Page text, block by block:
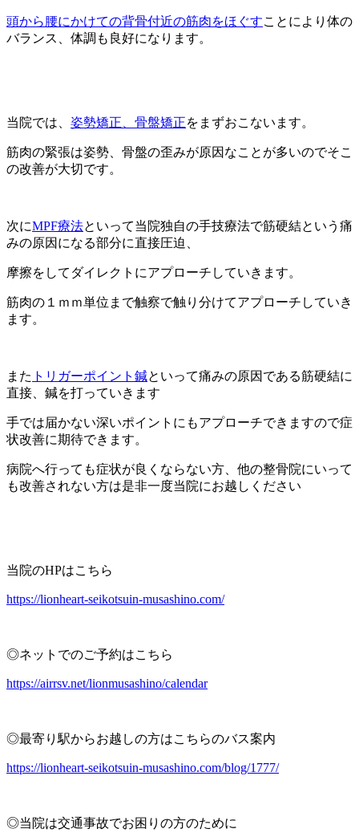
頭から腰にかけての背骨付近の筋肉をほぐすことにより体の
バランス、体調も良好になります。
当院では、 姿勢矯正、骨盤矯正をまずおこないます。
筋肉の緊張は姿勢、骨盤の歪みが原因なことが多いのでそこ
の改善が大切です。
次にMPF療法といって当院独自の手技療法で筋硬結という痛
みの原因になる部分に直接圧迫、
摩擦をしてダイレクトにアプローチしていきます。
筋肉の１ｍｍ単位まで触察で触り分けてアプローチしていき
ます。
また トリガーポイント鍼といって痛みの原因である筋硬結に
直接、鍼を打っていきます
手では届かない深いポイントにもアプローチできますので症
状改善に期待できます。
病院へ行っても症状が良くならない方、他の整骨院にいって
も改善されない方は是非一度当院にお越しください
当院のHPはこちら
https://lionheart-seikotsuin-musashino.com/
◎ネットでのご予約はこちら
https://airrsv.net/lionmusashino/calendar
◎最寄り駅からお越しの方はこちらのバス案内
https://lionheart-seikotsuin-musashino.com/blog/1777/
◎当院は交通事故でお困りの方のために